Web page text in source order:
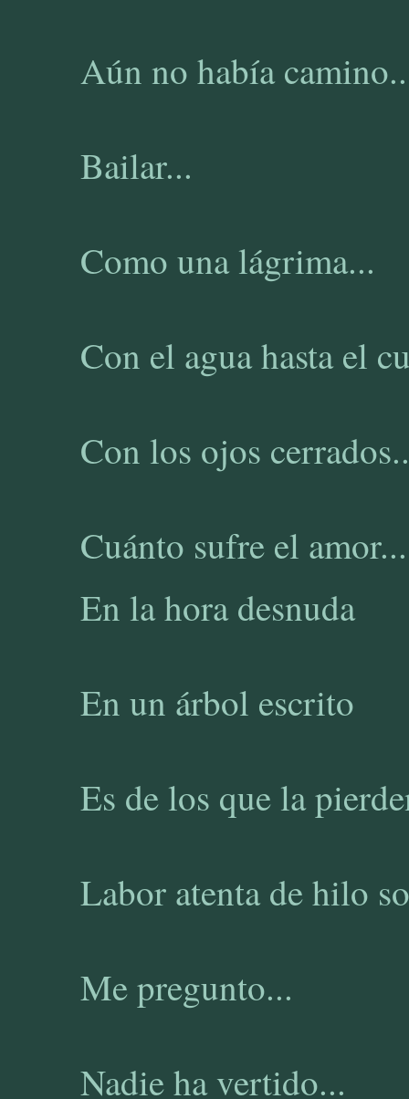
Aún no había
Bailar...
Como una lágrima...
Con el agua hasta el
Con los ojos
Cuánto sufre el amor...
En la hora desnuda
En un árbol escrito
Es de los que la
Labor atenta de hilo
Me pregunto...
Nadie ha vertido...